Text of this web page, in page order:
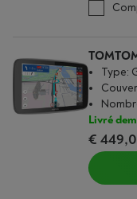
Type:
Livré
€